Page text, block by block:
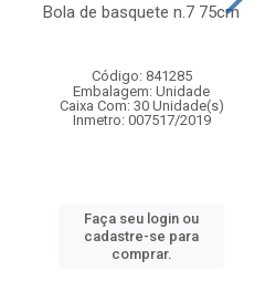
Bola de basquete n.7 75cm
Código: 841285
Embalagem: Unidade
Caixa Com: 30 Unidade(s)
Inmetro: 007517/2019
Faça seu login ou
cadastre-se para
comprar.